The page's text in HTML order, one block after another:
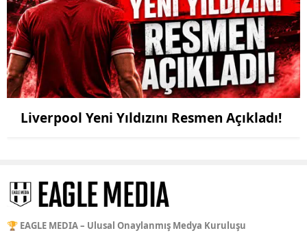
Liverpool Yeni Yıldızını Resmen Açıkladı!
🏆 EAGLE MEDIA – Ulusal Onaylanmış Medya Kuruluşu